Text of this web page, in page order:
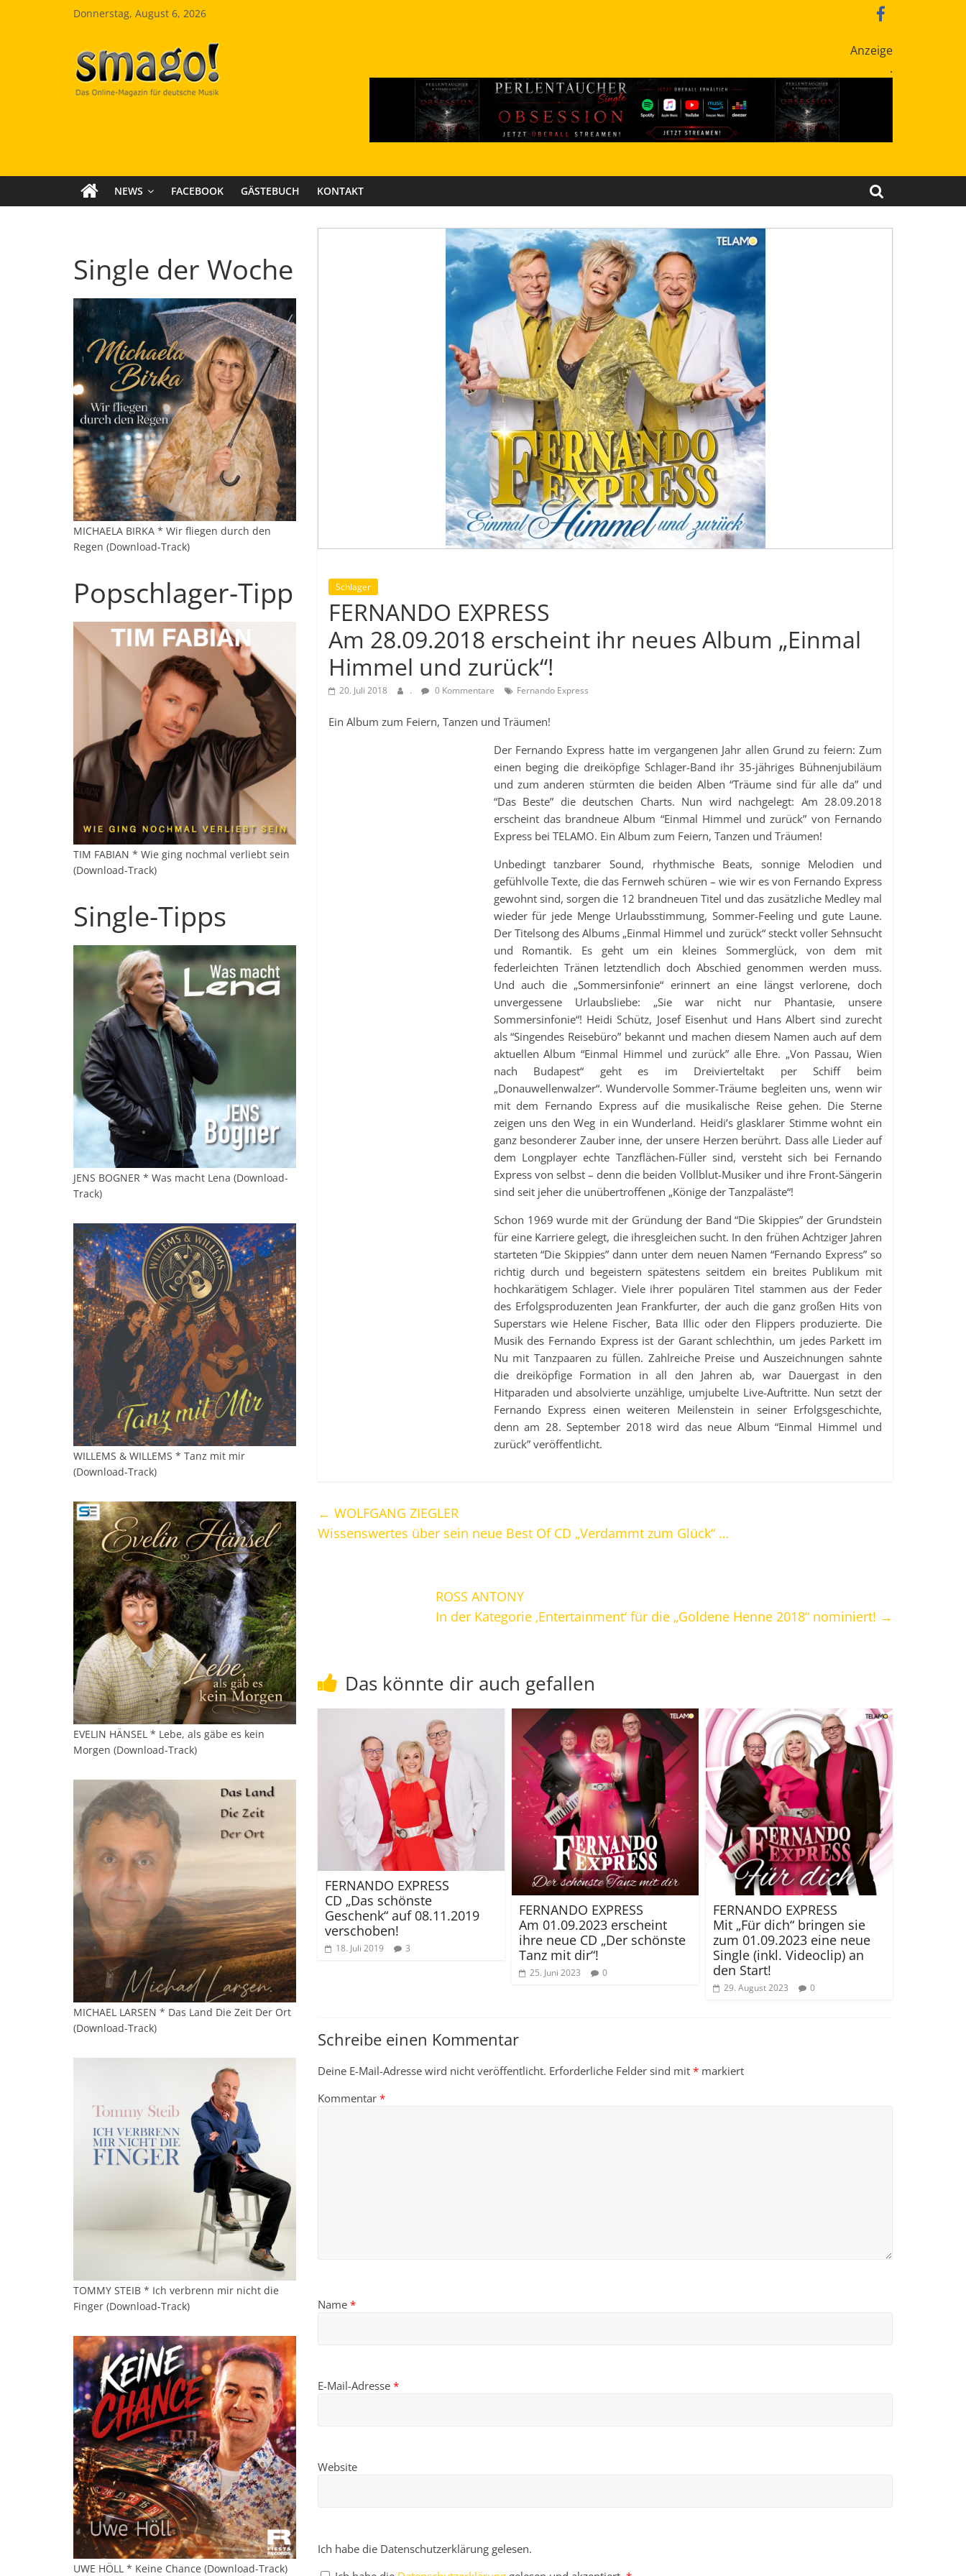
Donnerstag, August 6, 2026
Smago
SchlagerMAGazinOnline
Anzeige
.
NEWS FACEBOOK GÄSTEBUCH KONTAKT
Schlager
FERNANDO EXPRESS
Am 28.09.2018 erscheint ihr neues Album „Einmal
Himmel und zurück“!
20. Juli 2018 . 0 Kommentare Fernando Express
Ein Album zum Feiern, Tanzen und Träumen!
Der Fernando Express hatte im vergangenen Jahr allen Grund zu feiern: Zum
einen beging die dreiköpfige Schlager-Band ihr 35-jähriges Bühnenjubiläum
und zum anderen stürmten die beiden Alben “Träume sind für alle da” und
“Das Beste” die deutschen Charts. Nun wird nachgelegt: Am 28.09.2018
erscheint das brandneue Album “Einmal Himmel und zurück” von Fernando
Express bei TELAMO. Ein Album zum Feiern, Tanzen und Träumen!
Unbedingt tanzbarer Sound, rhythmische Beats, sonnige Melodien und
gefühlvolle Texte, die das Fernweh schüren – wie wir es von Fernando Express
gewohnt sind, sorgen die 12 brandneuen Titel und das zusätzliche Medley mal
wieder für jede Menge Urlaubsstimmung, Sommer-Feeling und gute Laune.
Der Titelsong des Albums „Einmal Himmel und zurück“ steckt voller Sehnsucht
und Romantik. Es geht um ein kleines Sommerglück, von dem mit
federleichten Tränen letztendlich doch Abschied genommen werden muss.
Und auch die „Sommersinfonie“ erinnert an eine längst verlorene, doch
unvergessene Urlaubsliebe: „Sie war nicht nur Phantasie, unsere
Sommersinfonie“! Heidi Schütz, Josef Eisenhut und Hans Albert sind zurecht
als “Singendes Reisebüro” bekannt und machen diesem Namen auch auf dem
aktuellen Album “Einmal Himmel und zurück” alle Ehre. „Von Passau, Wien
nach Budapest“ geht es im Dreivierteltakt per Schiff beim
„Donauwellenwalzer“. Wundervolle Sommer-Träume begleiten uns, wenn wir
mit dem Fernando Express auf die musikalische Reise gehen. Die Sterne
zeigen uns den Weg in ein Wunderland. Heidi’s glasklarer Stimme wohnt ein
ganz besonderer Zauber inne, der unsere Herzen berührt. Dass alle Lieder auf
dem Longplayer echte Tanzflächen-Füller sind, versteht sich bei Fernando
Express von selbst – denn die beiden Vollblut-Musiker und ihre Front-Sängerin
sind seit jeher die unübertroffenen „Könige der Tanzpaläste“!
Schon 1969 wurde mit der Gründung der Band “Die Skippies” der Grundstein
für eine Karriere gelegt, die ihresgleichen sucht. In den frühen Achtziger Jahren
starteten “Die Skippies” dann unter dem neuen Namen “Fernando Express” so
richtig durch und begeistern spätestens seitdem ein breites Publikum mit
hochkarätigem Schlager. Viele ihrer populären Titel stammen aus der Feder
des Erfolgsproduzenten Jean Frankfurter, der auch die ganz großen Hits von
Superstars wie Helene Fischer, Bata Illic oder den Flippers produzierte. Die
Musik des Fernando Express ist der Garant schlechthin, um jedes Parkett im
Nu mit Tanzpaaren zu füllen. Zahlreiche Preise und Auszeichnungen sahnte
die dreiköpfige Formation in all den Jahren ab, war Dauergast in den
Hitparaden und absolvierte unzählige, umjubelte Live-Auftritte. Nun setzt der
Fernando Express einen weiteren Meilenstein in seiner Erfolgsgeschichte,
denn am 28. September 2018 wird das neue Album “Einmal Himmel und
zurück” veröffentlicht.
← WOLFGANG ZIEGLER
Wissenswertes über sein neue Best Of CD „Verdammt zum Glück“ …
ROSS ANTONY
In der Kategorie ‚Entertainment‘ für die „Goldene Henne 2018“ nominiert! →
Das könnte dir auch gefallen
FERNANDO EXPRESS
CD „Das schönste
Geschenk“ auf 08.11.2019
verschoben!
18. Juli 2019 3
FERNANDO EXPRESS
Am 01.09.2023 erscheint
ihre neue CD „Der schönste
Tanz mit dir“!
25. Juni 2023 0
FERNANDO EXPRESS
Mit „Für dich“ bringen sie
zum 01.09.2023 eine neue
Single (inkl. Videoclip) an
den Start!
29. August 2023 0
Schreibe einen Kommentar
Deine E-Mail-Adresse wird nicht veröffentlicht. Erforderliche Felder sind mit * markiert
Kommentar *
Name *
E-Mail-Adresse *
Website
Ich habe die Datenschutzerklärung gelesen.
Single der Woche
MICHAELA BIRKA * Wir fliegen durch den
Regen (Download-Track)
Popschlager-Tipp
TIM FABIAN * Wie ging nochmal verliebt sein
(Download-Track)
Single-Tipps
JENS BOGNER * Was macht Lena (Download-
Track)
WILLEMS & WILLEMS * Tanz mit mir
(Download-Track)
EVELIN HÄNSEL * Lebe, als gäbe es kein
Morgen (Download-Track)
MICHAEL LARSEN * Das Land Die Zeit Der Ort
(Download-Track)
TOMMY STEIB * Ich verbrenn mir nicht die
Finger (Download-Track)
UWE HÖLL * Keine Chance (Download-Track)